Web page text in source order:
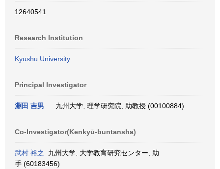
12640541
Research Institution
Kyushu University
Principal Investigator
淵田 吉男 九州大学, 理学研究院, 助教授 (00100884)
Co-Investigator(Kenkyū-buntansha)
武村 裕之
九州大学, 大学教育研究センター, 助
手 (60183456)